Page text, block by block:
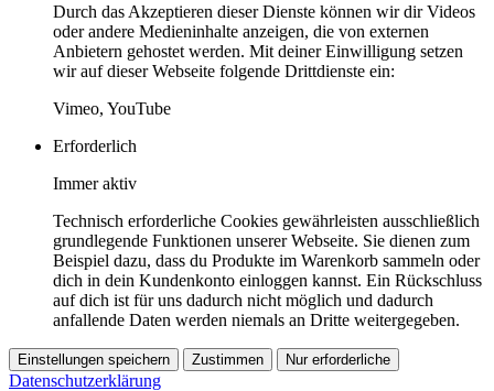
Durch das Akzeptieren dieser Dienste können wir dir Videos
oder andere Medieninhalte anzeigen, die von externen
Anbietern gehostet werden. Mit deiner Einwilligung setzen
wir auf dieser Webseite folgende Drittdienste ein:
Vimeo, YouTube
Erforderlich
Immer aktiv
Technisch erforderliche Cookies gewährleisten ausschließlich
grundlegende Funktionen unserer Webseite. Sie dienen zum
Beispiel dazu, dass du Produkte im Warenkorb sammeln oder
dich in dein Kundenkonto einloggen kannst. Ein Rückschluss
auf dich ist für uns dadurch nicht möglich und dadurch
anfallende Daten werden niemals an Dritte weitergegeben.
Einstellungen speichern Zustimmen Nur erforderliche
Datenschutzerklärung